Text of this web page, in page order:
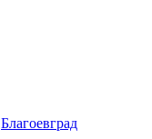
Благоевград